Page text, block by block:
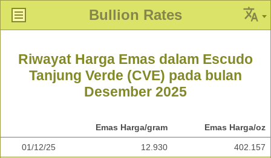
Bullion Rates
Riwayat Harga Emas dalam Escudo
Tanjung Verde (CVE) pada bulan
Desember 2025
Emas Harga/gram Emas Harga/oz
01/12/25 12.930 402.157